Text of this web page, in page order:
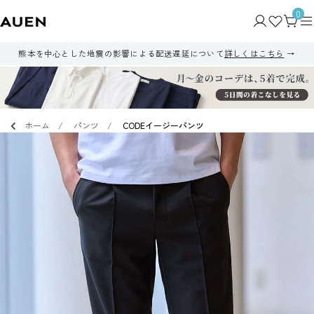
0
熊本を中心とした地震の影響による配送遅延について詳しくはこちら
ホーム パンツ CODEイージーパンツ